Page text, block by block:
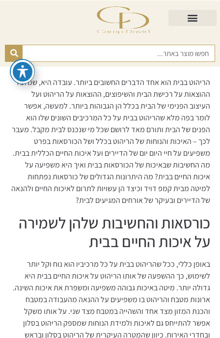
הריהוט בבית הוא אחד הדברים החשובים ביותר. עובדה היא, שמלבד
ההוצאות על רכישת הבית והשיפוצים, ההוצאות על הריהוט ועל
העיצוב הפנימי של הבית בכלל הן הגבוהות ביותר. למעשה, אפשר
לומר בפה מלא שהריהוט בבית על כל המרכיבים השונים שלו הוא
הפנים של הבית ותורם מאד לרושם שכל מי שנכנס לבית מקבל. מעבר
לכך – האיכות והנוחות של הריהוט בכלל ושל הכורסאות בפרט
משפיעים על חיי היום יום של הדיירים ועל איכות החיים הכללית בבית.
מה החשיבות שבאיכות של הכורסאות בבית ואיך היא משפיעה על
איכות החיים בבית? מה היתרונות הגדולים של כורסאות נפתחות
למיטה מבית קמפ דויד וכיצד הן עשויות לתרום לאיכות החיים ולהנאה
של הדיירים ובעיקר של אורחים המגיעים לבית?
כורסאות והחשיבות שלהן לשמירה
על איכות החיים בבית
באופן כללי, ככל שהריהוט בבית על כל מרכיביו הוא נוח וקל יותר
לשימוש, כך ההשפעה של אותו הריהוט על איכות החיים בבית היא
גדולה יותר. מיטה באיכות גבוהה משפיעה ומשפרת את איכות השינה.
ארונות מטבח והריהוט בו משפיעים על ההנאה מהעבודה במטבח
והכנת המזון מצד אחד והשהייה במטבח מצד שני. על אותו משקל
אפשר להתייחס גם לאיכות ולמידת הנוחות שמספק הריהוט בסלון
ובחדרי האירוח. כיוון שהמטרה העיקרית של הריהוט בסלון ובראש